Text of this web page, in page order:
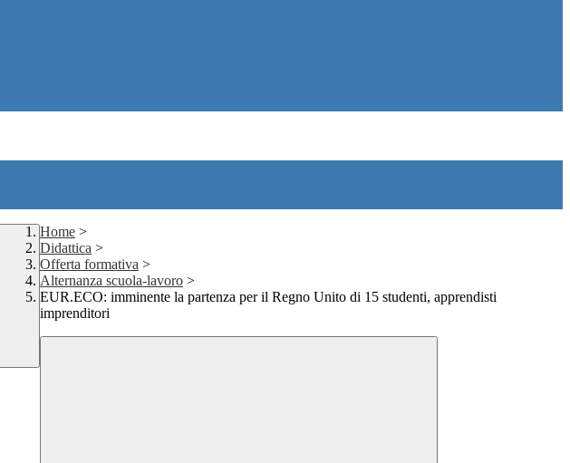
Home >
Didattica >
Offerta formativa >
Alternanza scuola-lavoro >
EUR.ECO: imminente la partenza per il Regno Unito di 15 studenti, apprendisti
imprenditori